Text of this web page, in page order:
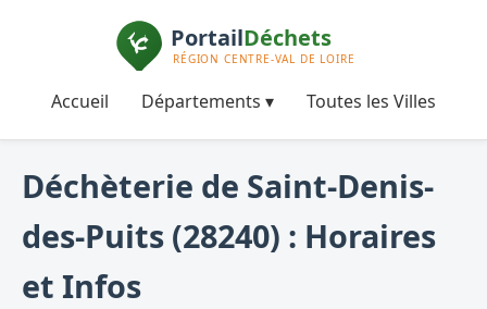
Accueil Départements ▾ Toutes les Villes
Déchèterie de Saint-Denis-
des-Puits (28240) : Horaires
et Infos